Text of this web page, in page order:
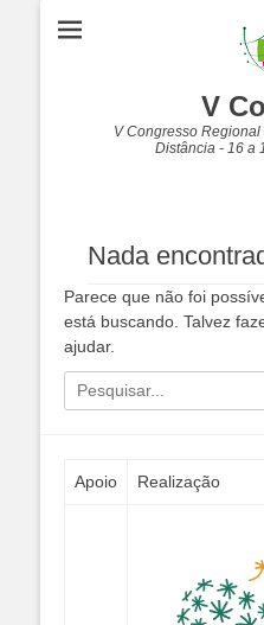
V
V Congresso
Distância - 16 a
Nada
Parece que não foi
está buscando. Talvez
ajudar.
Pesquisar
por:
Apoio Realização